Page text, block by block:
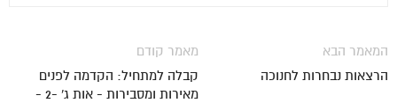
מאמר קודם
קבלה למתחיל: הקדמה לפנים
מאירות ומסבירות - אות ג' -2 -
המאמר הבא
הרצאות נבחרות לחנוכה